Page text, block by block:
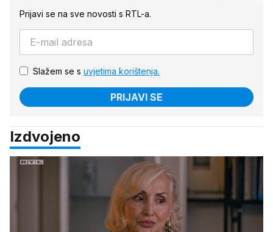
Prijavi se na sve novosti s RTL-a.
Slažem se s uvjetima korištenja.
PRIJAVI SE
Izdvojeno